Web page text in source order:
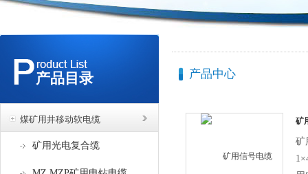
产品目录
煤矿用井移动软电缆
矿用光电复合缆
产品中心
矿
矿